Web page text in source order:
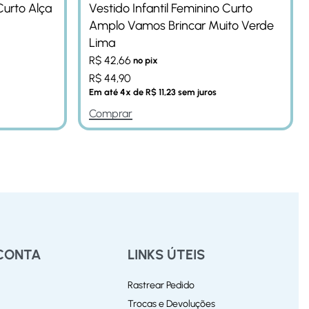
Alça
Vestido Infantil Feminino Curto
Amplo Vamos Brincar Muito Verde
Lima
R$42,66 no pix
R$44,90
Em até 4x de R$11,23sem juros
Comprar
LINKS ÚTEIS
Rastrear Pedido
Trocas e Devoluções